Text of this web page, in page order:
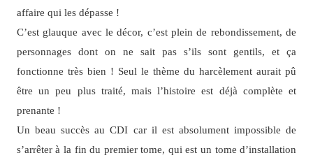
affaire qui les dépasse !
C’est glauque avec le décor, c’est plein de rebondissement, de
personnages dont on ne sait pas s’ils sont gentils, et ça
fonctionne très bien ! Seul le thème du harcèlement aurait pû
être un peu plus traité, mais l’histoire est déjà complète et
prenante !
Un beau succès au CDI car il est absolument impossible de
s’arrêter à la fin du premier tome, qui est un tome d’installation